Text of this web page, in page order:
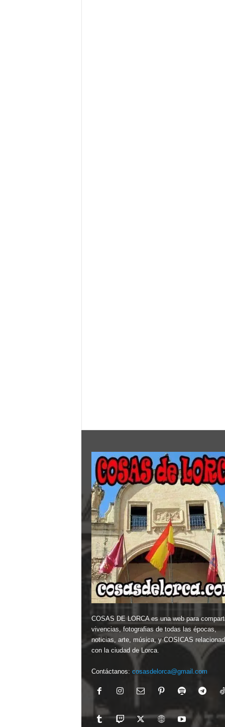
COSAS DE LORCA es una web para
vivencias, fotografias de todas las épocas,
noticias, arte, música, y COSICAS
con la ciudad de Lorca.
Contáctanos: cosasdelorca@gmail.com